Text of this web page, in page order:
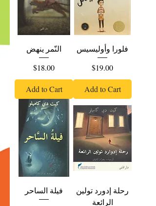
النّمر ينهض
Price
$18.00
Add to Cart
فلورا وأوليسيس
Price
$19.00
Add to Cart
فيلة الساحر
رحلة إدورد تولين
الرائعة